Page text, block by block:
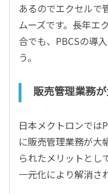
あるのでエクセルで
ムーズです。長年エ
合でも、PBCSの導
う。
販売管理業務
日本メクトロンでは
に販売管理業務が大
られたメリットとし
一元化により解消さ